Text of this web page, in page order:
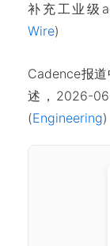
补充工业级
Wire)
Cadence报
述，2026-
(Engineering)